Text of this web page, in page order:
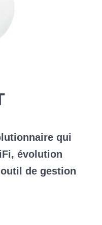
qui
évolution
de gestion